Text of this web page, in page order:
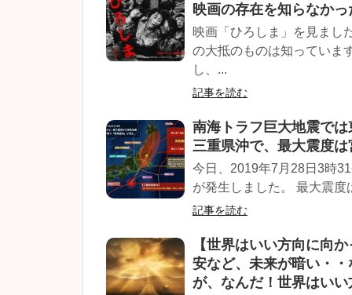
映画の存在を知らなかっ
映画「ひろしま」を見まし
の大抵のものは知っていま
し、...
記事を読む
南海トラフ巨大地震で
三重県沖で、最大震度
今日、2019年7月28日3時
が発生しました。 最大震度
記事を読む
【世界はいい方向に向
安など、未来が暗い・
が、なんだ！世界はい